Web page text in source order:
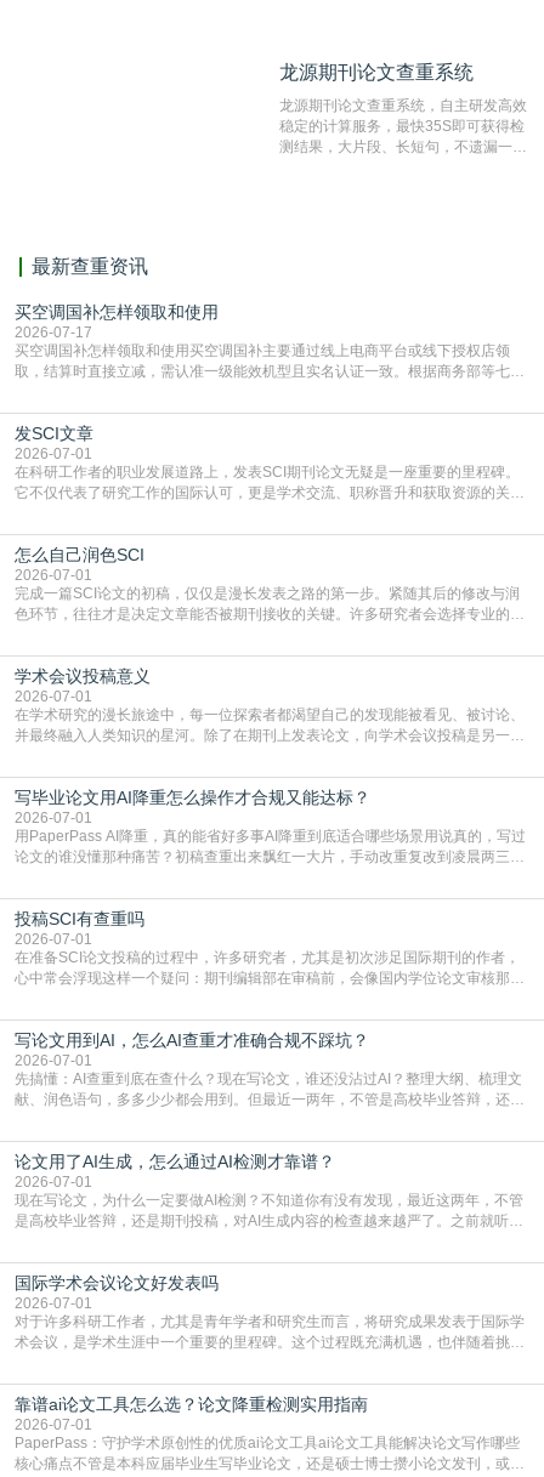
编辑部检测来稿和已发表的文献,检测
测时注意填写第一作者,才能排除已发
表文献复制比。（限制字符数1万）
龙源期刊论文查重系统
龙源期刊论文查重系统，自主研发高效
稳定的计算服务，最快35S即可获得检
测结果，大片段、长短句，不遗漏一处
最新查重资讯
买空调国补怎样领取和使用
2026-07-17
买空调国补怎样领取和使用买空调国补主要通过线上电商平台或线下授权店领
取，结算时直接立减‌，需认准一级能效机型且实名认证一致。根据商务部等七部
能领到补贴首选‌京东APP‌搜索专属口令(如【家电补贴1637】、【国补立省
4949】等，口令会随活动更新，以页面显示为准)进入补贴专场。淘宝/天猫也可
复制粘贴【8$FKFGgJq
发SCI文章
2026-07-01
在科研工作者的职业发展道路上，发表SCI期刊论文无疑是一座重要的里程碑。
它不仅代表了研究工作的国际认可，更是学术交流、职称晋升和获取资源的关键
战与困惑。从选题立意到投稿回应，每一步都需要精心的策略与扎实的工作。本
篇AEIC学术交流中心小编就为大家介绍“发SCI文章”。一、精准定位是成功的第
一步发表SCI文章，首要解决的问题是“投
怎么自己润色SCI
2026-07-01
完成一篇SCI论文的初稿，仅仅是漫长发表之路的第一步。紧随其后的修改与润
色环节，往往才是决定文章能否被期刊接收的关键。许多研究者会选择专业的语
质量，更能在此过程中深化对学术写作的理解。如何系统、高效地打磨自己的论
文，使其在语言和学术表达上更符合国际期刊的要求，是每位研究者值得投入学
习的技能。本篇AEIC学术交流中心小编就为大家介
学术会议投稿意义
2026-07-01
在学术研究的漫长旅途中，每一位探索者都渴望自己的发现能被看见、被讨论、
并最终融入人类知识的星河。除了在期刊上发表论文，向学术会议投稿是另一个
广阔学术天地的大门，连接着个体研究与社会网络。本篇AEIC学术交流中心小编
就为大家介绍“学术会议投稿意义”。一、加速研究成果的传播与反馈学术会议通
常具有周期短、时效性强的特点。相比期刊漫长的
写毕业论文用AI降重怎么操作才合规又能达标？
2026-07-01
用PaperPass AI降重，真的能省好多事AI降重到底适合哪些场景用说真的，写过
论文的谁没懂那种痛苦？初稿查重出来飘红一大片，手动改重复改到凌晨两三
到秃头。这时候靠谱的AI降重真的就是救命稻草，选对工具，半天就能搞定你两
三天都做不完的事。不是所有人都需要用AI降重，但如果你符合下面这些场景，
真的可以试试：初稿写完重复率远超要
投稿SCI有查重吗
2026-07-01
在准备SCI论文投稿的过程中，许多研究者，尤其是初次涉足国际期刊的作者，
心中常会浮现这样一个疑问：期刊编辑部在审稿前，会像国内学位论文审核那
论文的初审通过率。实际上，SCI期刊对重复内容的审查是严谨投稿流程中不可
或缺的一环。本篇AEIC学术交流中心小编就为大家介绍“投稿SCI有查重吗”。
一、查重是标准流程答案是明确的：绝大多数S
写论文用到AI，怎么AI查重才准确合规不踩坑？
2026-07-01
先搞懂：AI查重到底在查什么？现在写论文，谁还没沾过AI？整理大纲、梳理文
献、润色语句，多多少少都会用到。但最近一两年，不管是高校毕业答辩，还是
须加做AI查重。很多人分不清，AI查重和普通查重到底有啥区别？这里说透：普
通查重查的是你的文字和已公开文献的重复比例，防的是抄袭；AI查重查的是你
的内容里，有多少是AI生成的，防的是过
论文用了AI生成，怎么通过AI检测才靠谱？
2026-07-01
现在写论文，为什么一定要做AI检测？不知道你有没有发现，最近这两年，不管
是高校毕业答辩，还是期刊投稿，对AI生成内容的检查越来越严了。之前就听身
要求修改，还差点被判定学术不规范，真的太冤了。现在国内多数高校和核心期
刊，都已经明确出台了相关规定：如果使用AI生成内容辅助写作，必须明确标
注，未标注的AI生成内容会被认定为不符合学
国际学术会议论文好发表吗
2026-07-01
对于许多科研工作者，尤其是青年学者和研究生而言，将研究成果发表于国际学
术会议，是学术生涯中一个重要的里程碑。这个过程既充满机遇，也伴随着挑
疑问：国际学术会议论文到底好不好发表？其价值和难度究竟如何衡量。本篇
AEIC学术交流中心小编就为大家介绍“国际学术会议论文好发表吗”。一、会议论
文发表的相对优势与期刊论文相比，国际会议论文的发
靠谱ai论文工具怎么选？论文降重检测实用指南
2026-07-01
PaperPass：守护学术原创性的优质ai论文工具ai论文工具能解决论文写作哪些
核心痛点不管是本科应届毕业生写毕业论文，还是硕士博士攒小论文发刊，或是